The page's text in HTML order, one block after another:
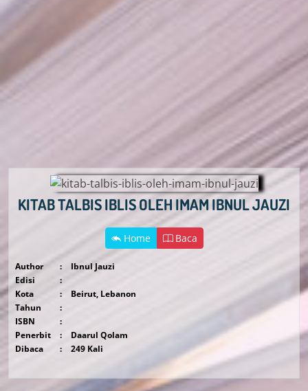
KITAB TALBIS IBLIS OLEH IMAM IBNUL JAUZI
Home Baca
Author :
Ibnul Jauzi
Edisi
:
Kota
:
Beirut, Lebanon
Tahun
:
ISBN
:
Penerbit
:
Daarul Qolam
Dibaca
: 249 Kali